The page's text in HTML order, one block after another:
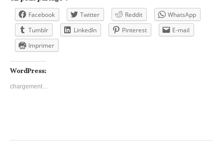
Facebook Twitter Reddit
WhatsApp
Tumblr
LinkedIn Pinterest
E-mail
Imprimer
WordPress:
chargement…